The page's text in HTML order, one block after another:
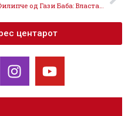
Филипче од Гази Баба: Власта направи нов долг од 1,8 милијарди евра без никаков ефект
центарот